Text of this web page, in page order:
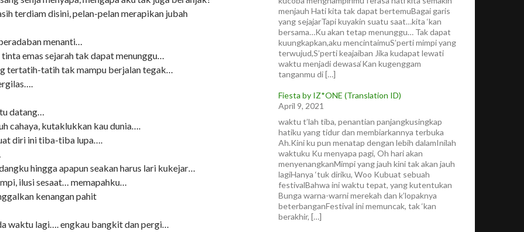
terdiam disini, pelan-pelan merapikan jubah
menanti…
emas sejarah tak dapat menunggu…
tertatih-tatih tak mampu berjalan tegak…
datang…
cahaya, kutaklukkan kau dunia….
diri ini tiba-tiba lupa….
hingga apapun seakan harus lari kukejar…
ilusi sesaat… memapahku…
kenangan pahit
waktu lagi…. engkau bangkit dan pergi…
menjauh Hati kita tak dapat bertemuBagai garis
yang sejajarTapi kuyakin suatu saat…kita ‘kan
bersama…Ku akan tetap menunggu… Tak dapat
kuungkapkan,aku mencintaimuS’perti mimpi yang
terwujud,S’perti keajaiban Jika kudapat lewati
waktu menjadi dewasa‘Kan kugenggam
tanganmu di […]
Fiesta by IZ*ONE (Translation ID)
April 9, 2021
waktu t’lah tiba, penantian panjangkusingkap
hatiku yang tidur dan membiarkannya terbuka
Ah.Kini ku pun menatap dengan lebih dalamInilah
waktuku Ku menyapa pagi, Oh hari akan
menyenangkanMimpi yang jauh kini tak akan jauh
lagiHanya ‘tuk diriku, Woo Kubuat sebuah
festivalBahwa ini waktu tepat, yang kutentukan
Bunga warna-warni merekah dan k’lopaknya
beterbanganFestival ini memuncak, tak ‘kan
berakhir, […]